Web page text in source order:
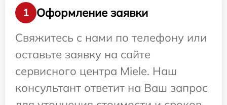
1
Оформление заявки
Свяжитесь с нами по телефону или
оставьте заявку на сайте
сервисного центра Miele. Наш
консультант ответит на Ваш запрос